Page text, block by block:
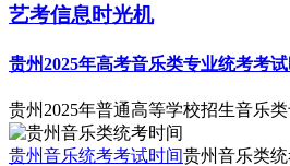
艺考信息时光机
贵州2025年高考音乐类专业统考考
贵州2025年普通高等学校招生音乐
贵州音乐统考考试时间贵州音乐类